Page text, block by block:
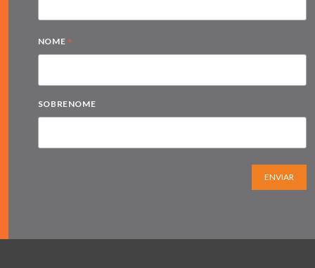
NOME *
SOBRENOME
ENVIAR